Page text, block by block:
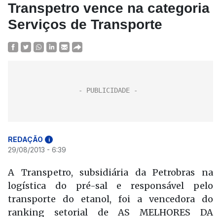
Transpetro vence na categoria
Serviços de Transporte
REDAÇÃO i
29/08/2013 - 6:39
A Transpetro, subsidiária da Petrobras na
logística do pré-sal e responsável pelo
transporte do etanol, foi a vencedora do
ranking setorial de AS MELHORES DA